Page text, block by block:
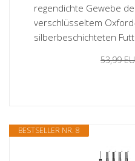
regendichte Gewebe
verschlüsseltem
silberbeschichteten
53,99
BESTSELLER NR. 8